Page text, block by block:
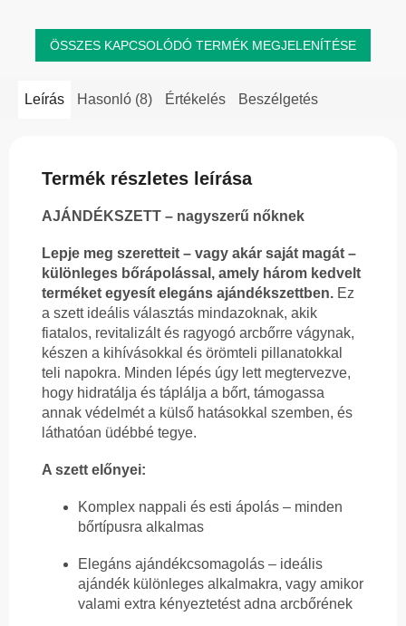
ÖSSZES KAPCSOLÓDÓ TERMÉK MEGJELENÍTÉSE
Leírás Hasonló (8) Értékelés Beszélgetés
Termék részletes leírása
AJÁNDÉKSZETT – nagyszerű nőknek
Lepje meg szeretteit – vagy akár saját magát –
különleges bőrápolással, amely három kedvelt
terméket egyesít elegáns ajándékszettben. Ez
a szett ideális választás mindazoknak, akik
fiatalos, revitalizált és ragyogó arcbőrre vágynak,
készen a kihívásokkal és örömteli pillanatokkal
teli napokra. Minden lépés úgy lett megtervezve,
hogy hidratálja és táplálja a bőrt, támogassa
annak védelmét a külső hatásokkal szemben, és
láthatóan üdébbé tegye.
A szett előnyei:
Komplex nappali és esti ápolás – minden
bőrtípusra alkalmas
Elegáns ajándékcsomagolás – ideális
ajándék különleges alkalmakra, vagy amikor
valami extra kényeztetést adna arcbőrének